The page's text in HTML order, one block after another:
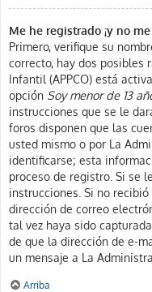
Me he registrado ¡y no
Primero, verifique su
correcto, hay dos posibles
Infantil (APPCO) está
opción Soy menor de 13
instrucciones que se le
foros disponen que las
usted mismo o por La
identificarse; esta
proceso de registro. Si se
instrucciones. Si no
dirección de correo
tal vez haya sido
de que la dirección de e-
un mensaje a La
Arriba